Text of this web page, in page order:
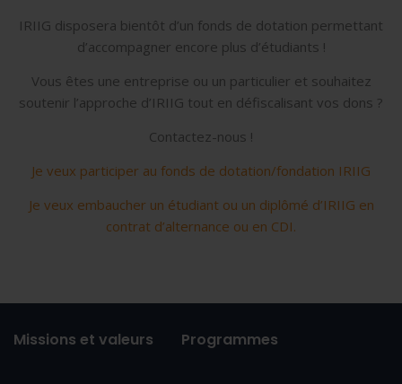
IRIIG disposera bientôt d’un fonds de dotation permettant
d’accompagner encore plus d’étudiants !
Vous êtes une entreprise ou un particulier et souhaitez
soutenir l’approche d’IRIIG tout en défiscalisant vos dons ?
Contactez-nous !
Je veux participer au fonds de dotation/fondation IRIIG
Je veux embaucher un étudiant ou un diplômé d’IRIIG en
contrat d’alternance ou en CDI.
Missions et valeurs Programmes